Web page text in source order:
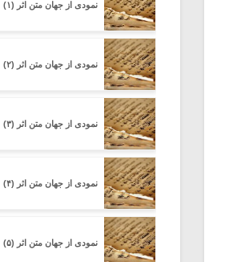
نمودی از جهان متن اثر (۱)
نمودی از جهان متن اثر (۲)
نمودی از جهان متن اثر (۳)
نمودی از جهان متن اثر (۴)
نمودی از جهان متن اثر (۵)